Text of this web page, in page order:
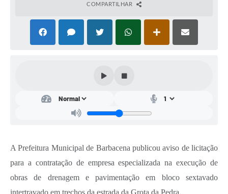
PCA (Planos de Contratações Anuais)
Plano Diretor e Mobilidade Urbana
COMPARTILHAR
A Prefeitura Municipal de Barbacena publicou aviso de licitação
para a contratação de empresa especializada na execução de
obras de drenagem e pavimentação em bloco sextavado